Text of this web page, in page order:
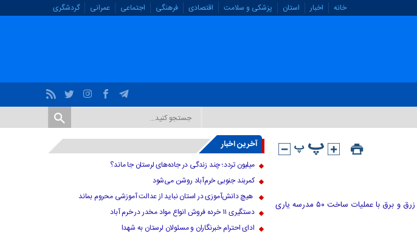
خانه اخبار استان پزشکی و سلامت اقتصادی فرهنگی اجتماعی عمرانی گردشگری
سردار «نعمت‌الله باقری» نه در جایگاه ؛ بلکه در قامت یک خَیر عاری از هر گونه زرق و برق با عملیات ساخت ۵۰ مدرسه یاری
آخرین اخبار
میلیون تردد؛ چند زندگی در جاده‌های لرستان جا ماند؟
کمربند جنوبی خرم‌‌آباد روشن می‌شود
هیچ دانش‌آموزی در استان نباید از عدالت آموزشی محروم بماند
دستگیری ۱۱ خرده فروش انواع مواد مخدر در خرم آباد
ادای احترام خبرنگاران و مسئولان لرستان به شهدا